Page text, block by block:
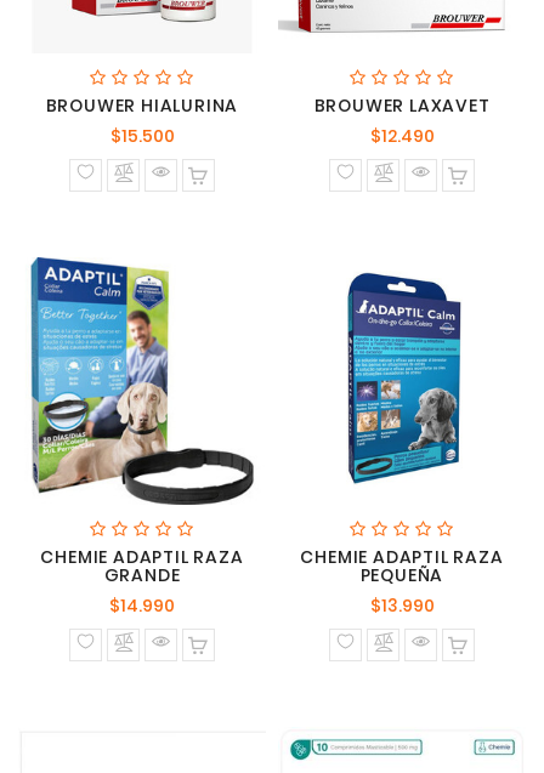
BROUWER HIALURINA
$15.500Precio
normal
BROUWER LAXAVET
$12.490Precio
normal
CHEMIE ADAPTIL RAZA
GRANDE
$14.990
normal
CHEMIE ADAPTIL RAZA
PEQUEÑA
$13.990Precio
normal